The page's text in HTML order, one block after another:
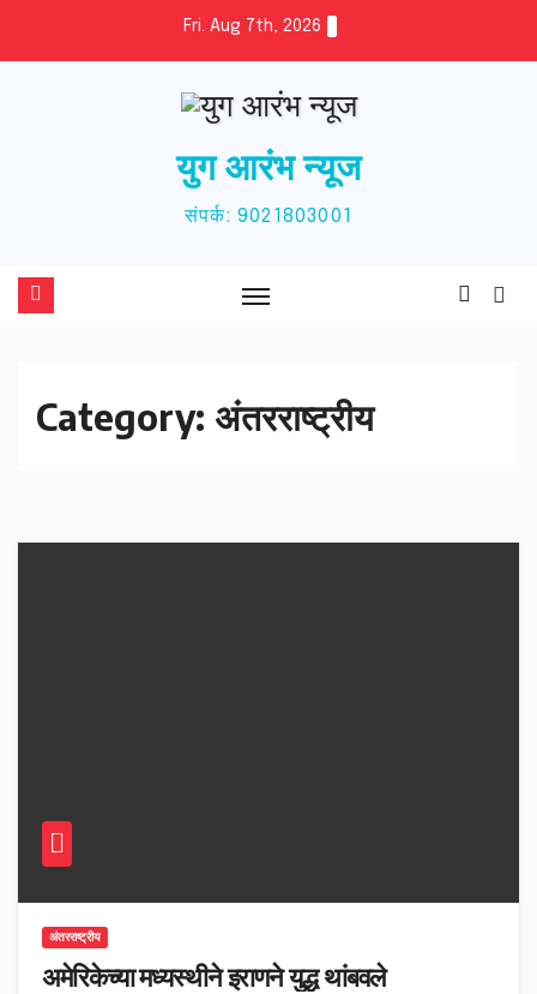
Fri. Aug 7th, 2026
युग आरंभ न्यूज
संपर्क: 9021803001
Category: अंतरराष्ट्रीय
अंतरराष्ट्रीय
अमेरिकेच्या मध्यस्थीने इराणने युद्ध थांबवले